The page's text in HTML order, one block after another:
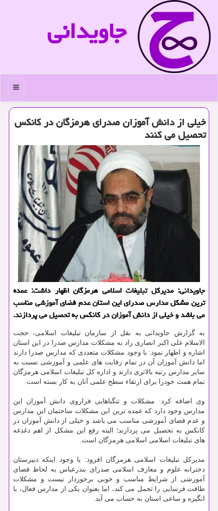
جاویدانی
منو
خیلی از دانش آموزان صدرای هرمزگان در كانكس
تحصیل می كنند
جاویدانی: مدیركل تبلیغات اسلامی هرمزگان اظهار داشت: عمده
ترین مشكل مدارس صدرای این استان عدم فضای آموزشی مناسب
می باشد و خیلی از دانش آموزان در كانكس به تحصیل می پردازند.
به گزارش جاویدانی به نقل از سازمان تبلیغات اسلامی، حجت
الاسلام علی اكبر انصاری راد به مشكلات مدارس صدرا در این استان
اشاره و اظهار نمود: با وجود مشكلات متعددی كه مدارس صدرا دارند
اما دانش آموزان آن در تمام رقابت های علمی و آموزشی نسبت به
سایر مدارس رتبه بالاتری دارند و اداره كل تبلیغات اسلامی هرمزگان
تمام همت خودرا برای ارتقاء سطح علمی آنان به كار بسته است.
وی اضافه كرد: مشكلات و تنگناهایی فراروی دانش آموزان این
مدارس وجود دارد كه عمده ترین این مشكلات ساختمان این مدارس
و عدم فضای آموزشی مناسب می باشد و خیلی از دانش آموزان در
كانكس به تحصیل می پردازند؛ البته رفع این مشكل از اهم دغدغه
های تبلیغات اسلامی اسلامی هرمزگان است.
مدیركل تبلیغات اسلامی هرمزگان افزود: با وجود اینكه دبیرستان
دخترانه علوم و معارف اسلامی صدرای بندرعباس به لحاظ فضای
آموزشی از شرایط مناسب و خوبی برخوردار نیست و مشكلات
طاقت فرسایی را تحمل می كند، اما بعنوان یكی از مدارس فعال، با
انگیزه و ساعی استان به حساب می آید.